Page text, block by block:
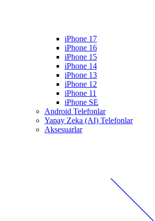
iPhone 17
iPhone 16
iPhone 15
iPhone 14
iPhone 13
iPhone 12
iPhone 11
iPhone SE
Android Telefonlar
Yapay Zeka (AI) Telefonlar
Aksesuarlar